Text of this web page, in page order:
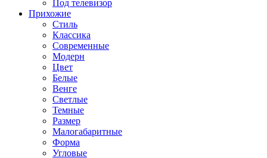
Под телевизор
Прихожие
Стиль
Классика
Современные
Модерн
Цвет
Белые
Венге
Светлые
Темные
Размер
Малогабаритные
Форма
Угловые